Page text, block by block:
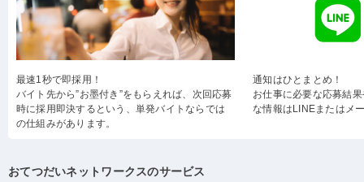
最速1秒で即採用！
バイト先から”お墨付き”をもらえれば、次回応募
時に採用即決するという、単発バイトならでは
の仕組みがあります。
通知はひとまとめ！
お仕事に必要な応募結
な情報はLINEまたはメ
おてつだいネットワークスのサービス